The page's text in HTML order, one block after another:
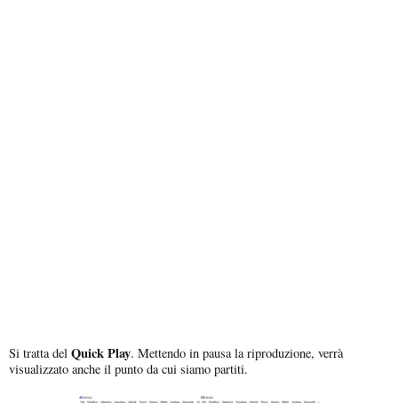
Si tratta del Quick Play. Mettendo in pausa la riproduzione, verrà
visualizzato anche il punto da cui siamo partiti.